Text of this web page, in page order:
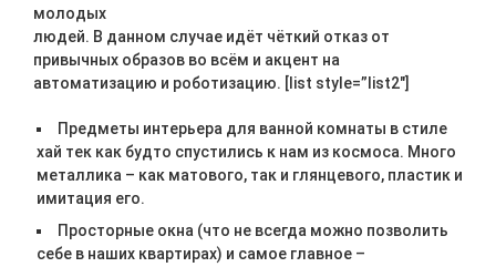
молодых
людей. В данном случае идёт чёткий отказ от
привычных образов во всём и акцент на
автоматизацию и роботизацию. [list style=”list2″]
Предметы интерьера для ванной комнаты в стиле
хай тек как будто спустились к нам из космоса. Много
металлика – как матового, так и глянцевого, пластик и
имитация его.
Просторные окна (что не всегда можно позволить
себе в наших квартирах) и самое главное –